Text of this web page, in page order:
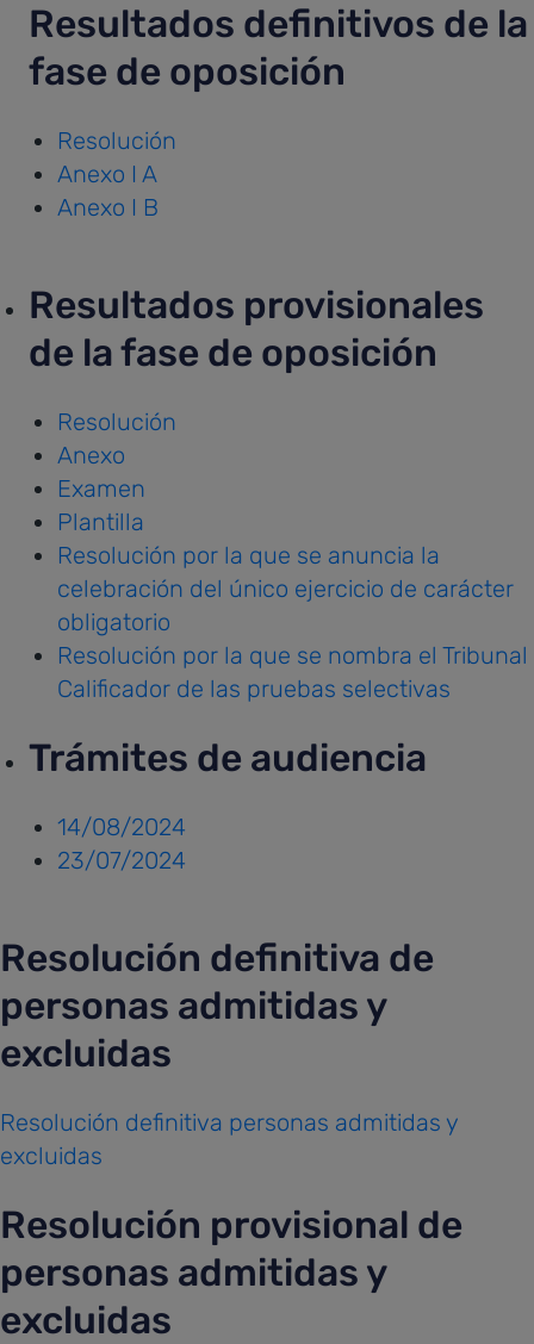
Resultados definitivos de la
fase de oposición
Resolución
Anexo I A
Anexo I B
Resultados provisionales
de la fase de oposición
Resolución
Anexo
Examen
Plantilla
Resolución por la que se anuncia la
celebración del único ejercicio de carácter
obligatorio
Resolución por la que se nombra el Tribunal
Calificador de las pruebas selectivas
Trámites de audiencia
14/08/2024
23/07/2024
Resolución definitiva de
personas admitidas y
excluidas
Resolución definitiva personas admitidas y
excluidas
Resolución provisional de
personas admitidas y
excluidas